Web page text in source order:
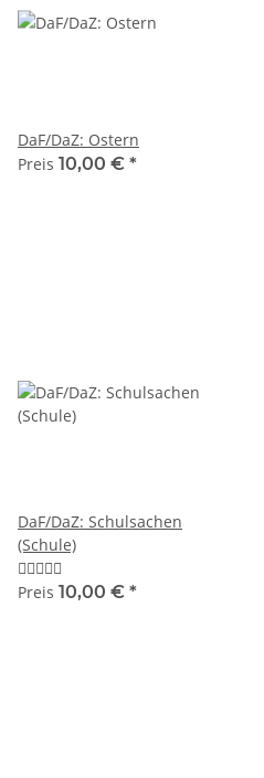
DaF/DaZ: Ostern
Preis 10,00 € *
DaF/DaZ: Schulsachen
(Schule)
Preis 10,00 € *